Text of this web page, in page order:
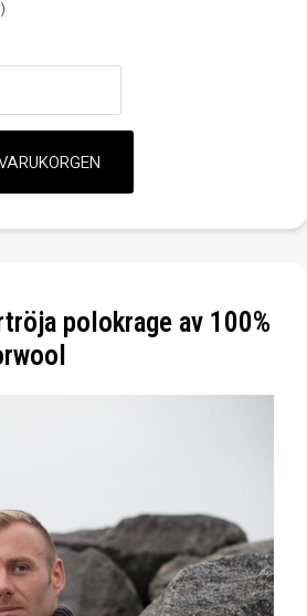
polokrage av 100%